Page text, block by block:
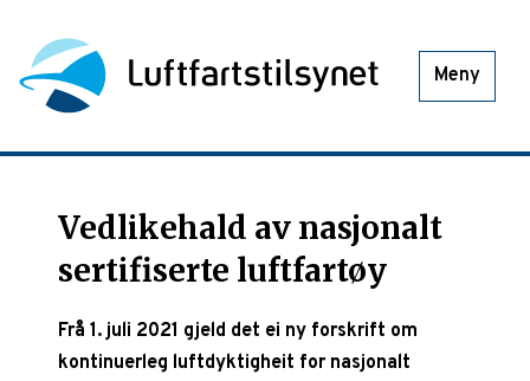
Meny
Vedlikehald av nasjonalt
sertifiserte luftfartøy
Frå 1. juli 2021 gjeld det ei ny forskrift om
kontinuerleg luftdyktigheit for nasjonalt